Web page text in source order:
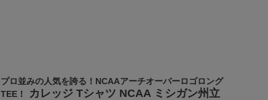
プロ並みの人気を誇る！NCAAアーチオーバーロゴロング
TEE！
カレッジ Tシャツ NCAA ミシガン州立